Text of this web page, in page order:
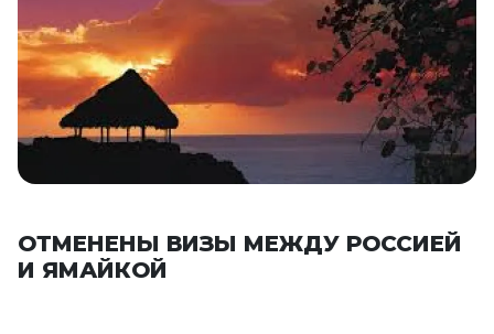
ОТМЕНЕНЫ ВИЗЫ МЕЖДУ РОССИЕЙ
И ЯМАЙКОЙ